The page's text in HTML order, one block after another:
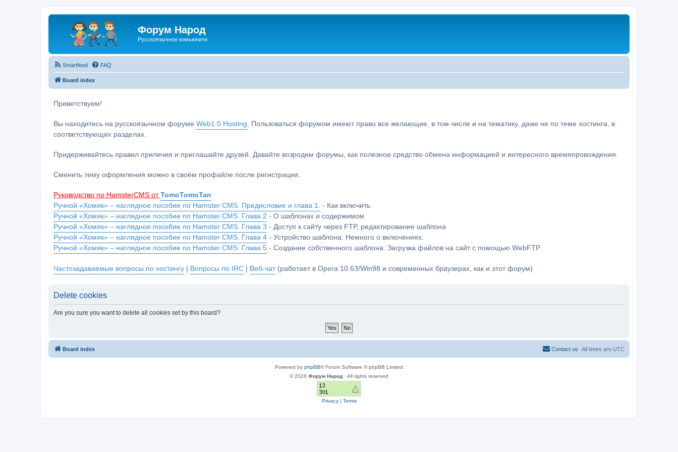
Форум Народ
Русскоязычное комьюнити
Smartfeed FAQ
Board index
Приветствуем!
Вы находитесь на русскоязычном форуме Web1.0 Hosting . Пользоваться форумом имеют право все желающие, в том числе и на тематику, даже не по теме хостинга, в
соответствующих разделах.
Придерживайтесь правил приличия и приглашайте друзей. Давайте возродим форумы, как полезное средство обмена информацией и интересного времяпровождения.
Сменить тему оформления можно в своём профайле после регистрации.
Руководство по HamsterCMS от TomoTomoTan
Ручной «Хомяк» – наглядное пособие по Hamster CMS. Предисловие и глава 1.
- Как включить
Ручной «Хомяк» – наглядное пособие по Hamster CMS. Глава 2 - О шаблонах и содержимом
Ручной «Хомяк» – наглядное пособие по Hamster CMS. Глава 3 - Доступ к сайту через FTP, редактирование шаблона
Ручной «Хомяк» – наглядное пособие по Hamster CMS. Глава 4 - Устройство шаблона. Немного о включениях.
Ручной «Хомяк» – наглядное пособие по Hamster CMS. Глава 5 - Создание собственного шаблона. Загрузка файлов на сайт с помощью WebFTP
Частозадаваемые вопросы по хостингу | Вопросы по IRC | Веб-чат(работает в Opera 10.63/Win98 и современных браузерах, как и этот форум)
Delete cookies
Are you sure you want to delete all cookies set by this board?
Board index All times are UTC
Contact us
Powered by phpBB® Forum Software © phpBB Limited
© 2026 Форум Народ · All rights reserved
Privacy| Terms